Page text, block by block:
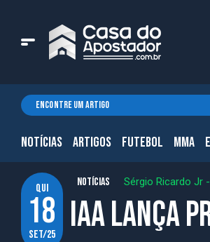
NOTÍCIAS ARTIGOS FUTEBOL MMA
qui
18
set/25
NOTÍCIAS Sérgio Ricardo Jr -
IAA lança